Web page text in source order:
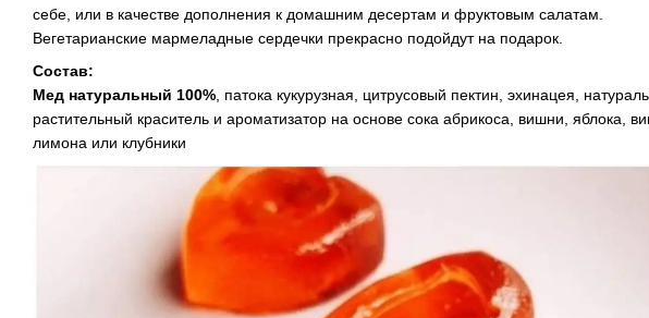
себе, или в качестве дополнения к домашним десертам и фруктовым салатам.
Вегетарианские мармеладные сердечки прекрасно подойдут на подарок.
Состав:
Мед натуральный 100%, патока кукурузная, цитрусовый пектин, эхинацея,
растительный краситель и ароматизатор на основе сока абрикоса, вишни, яблока,
лимона или клубники